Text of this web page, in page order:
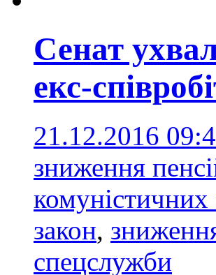
Сенат
екс-
21.12.2016
зниження
закон,
спецслужби